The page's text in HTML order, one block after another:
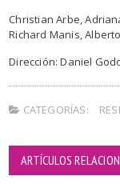
Christian Arbe,
Richard Manis,
Dirección: Daniel
CATEGORÍAS:
ARTÍCULOS